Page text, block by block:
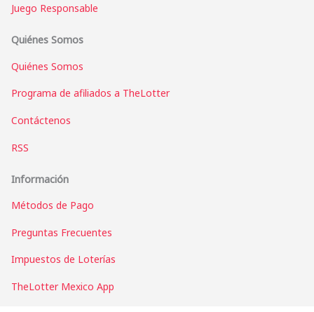
Juego Responsable
Quiénes Somos
Quiénes Somos
Programa de afiliados a TheLotter
Contáctenos
RSS
Información
Métodos de Pago
Preguntas Frecuentes
Impuestos de Loterías
TheLotter Mexico App